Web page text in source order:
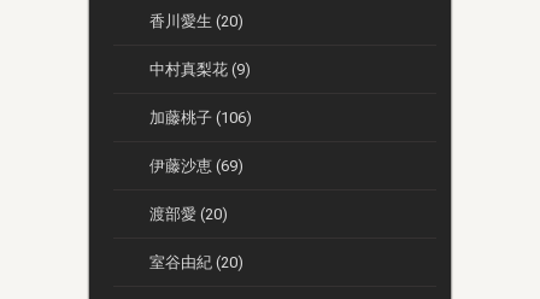
香川愛生 (20)
中村真梨花 (9)
加藤桃子 (106)
伊藤沙恵 (69)
渡部愛 (20)
室谷由紀 (20)